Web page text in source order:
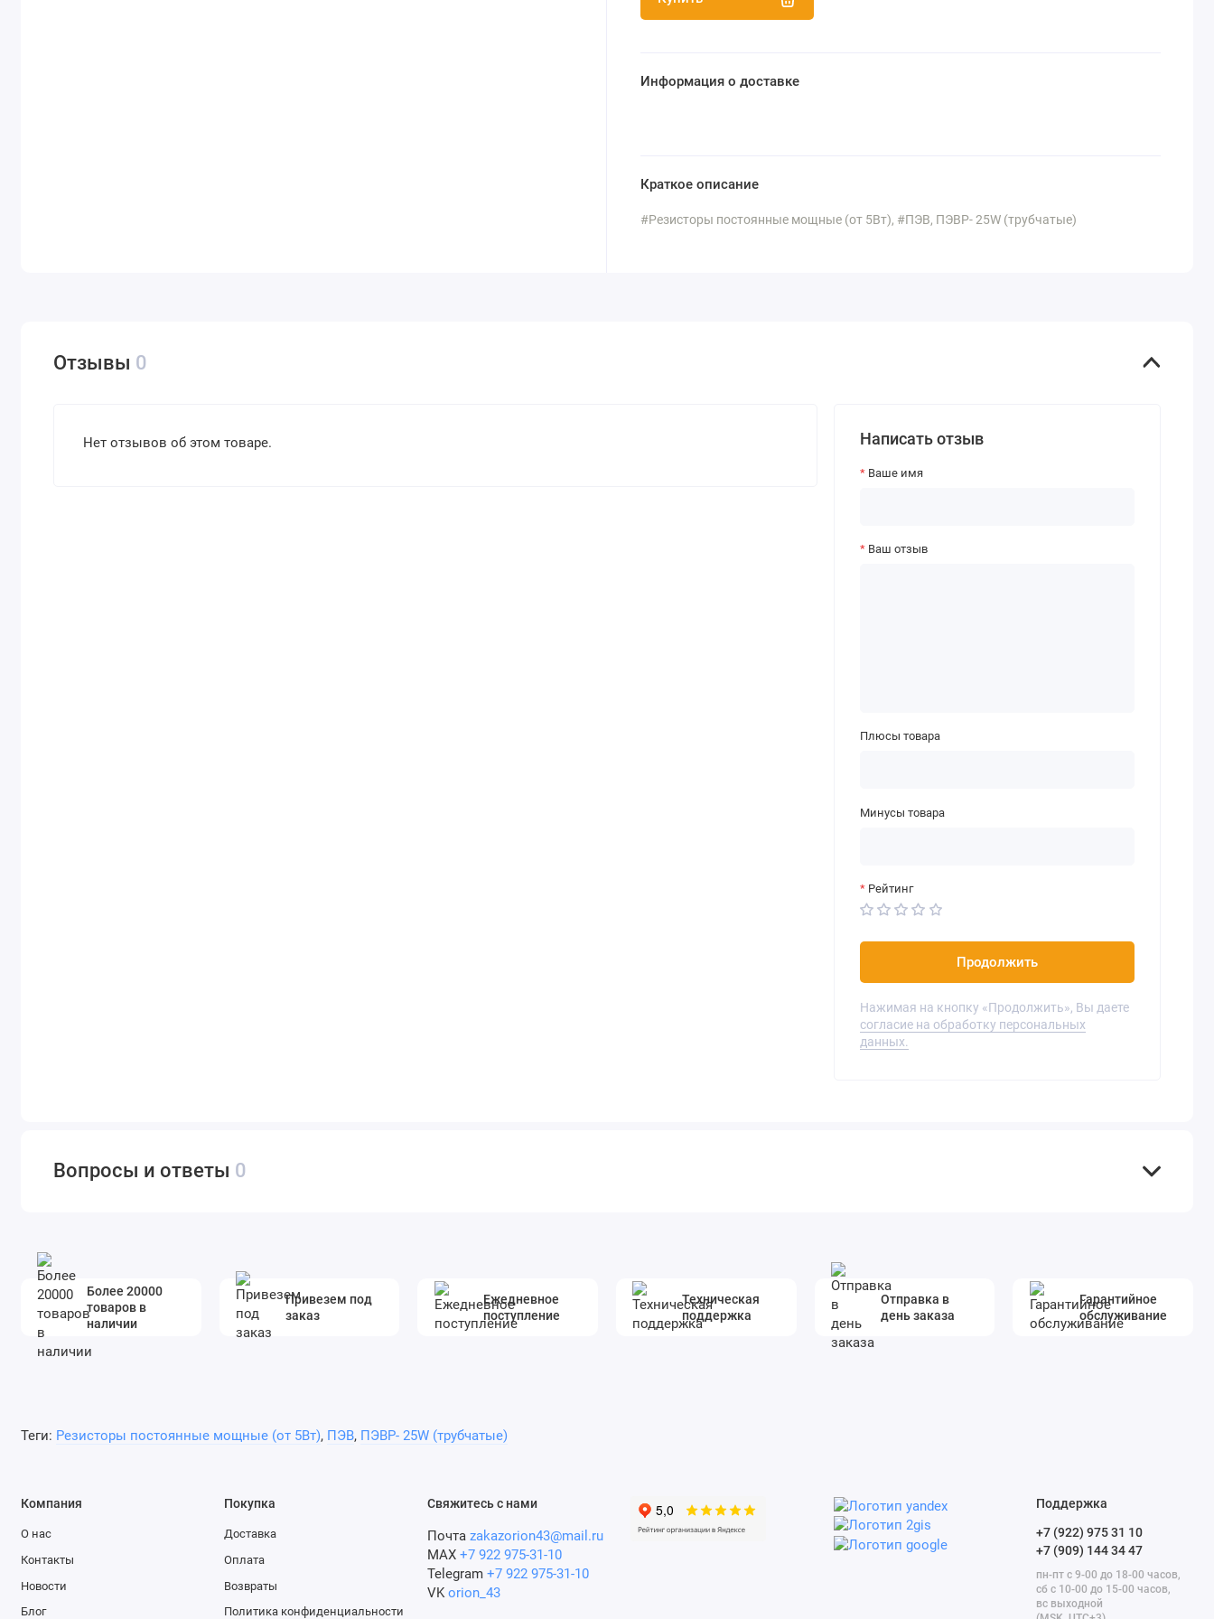
Информация о доставке
Краткое описание
#Резисторы постоянные мощные (от 5Вт), #ПЭВ, ПЭВР- 25W (трубчатые)
Отзывы 0
Нет отзывов об этом товаре. Написать отзыв
Ваше имя
Ваш отзыв
Плюсы товара
Минусы товара
Рейтинг
Продолжить
Нажимая на кнопку «Продолжить», Вы даете
согласие на обработку персональных
данных.
Вопросы и ответы 0
Более 20000
товаров в
наличии
Привезем под
заказ
Ежедневное
поступление
Техническая
поддержка
Отправка в
день заказа
Гарантийное
обслуживание
Теги: Резисторы постоянные мощные (от 5Вт), ПЭВ, ПЭВР- 25W (трубчатые)
Компания
О нас
Контакты
Новости
Блог
Покупка
Доставка
Оплата
Возвраты
Политика конфиденциальности
Свяжитесь с нами
Почта zakazorion43@mail.ru
MAX +7 922 975-31-10
Telegram +7 922 975-31-10
VK orion_43
Поддержка
+7 (922) 975 31 10
+7 (909) 144 34 47
пн-пт с 9-00 до 18-00 часов,
сб с 10-00 до 15-00 часов,
вс выходной